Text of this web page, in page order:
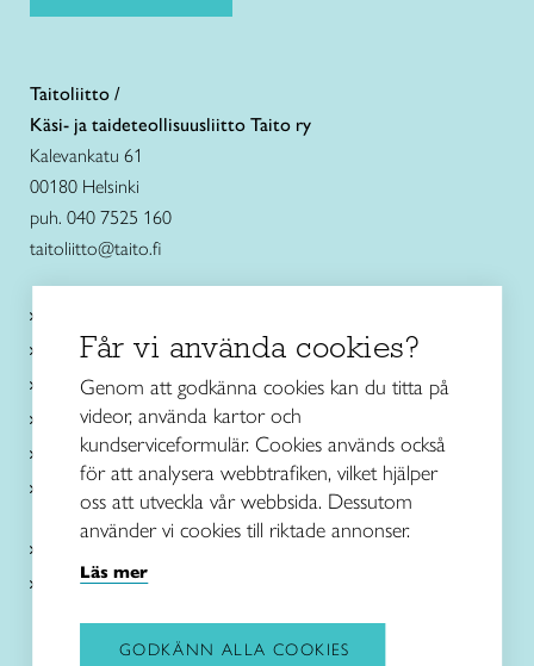
Taitoliitto /
Käsi- ja taideteollisuusliitto Taito ry
Kalevankatu 61
00180 Helsinki
puh. 040 7525 160
taitoliitto@taito.fi
Ajankohtaista
Käsityöohjeet
Me olemme Taito
Paikallinen toiminta
Verkkokaupat
Kirjaudu Taitocampukseen
Får vi använda cookies?
Genom att godkänna cookies kan du titta på
videor, använda kartor och
kundserviceformulär. Cookies används också
för att analysera webbtrafiken, vilket hjälper
oss att utveckla vår webbsida. Dessutom
använder vi cookies till riktade annonser.
Läs mer
GODKÄNN ALLA COOKIES